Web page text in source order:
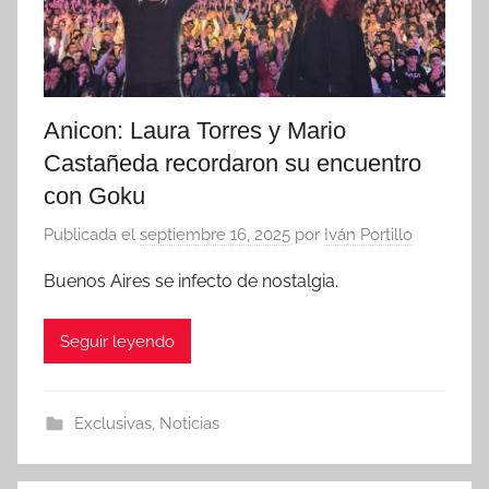
Anicon: Laura Torres y Mario
Castañeda recordaron su encuentro
con Goku
Publicada el septiembre 16, 2025 por Iván Portillo
Buenos Aires se infecto de nostalgia.
Seguir leyendo
Exclusivas, Noticias